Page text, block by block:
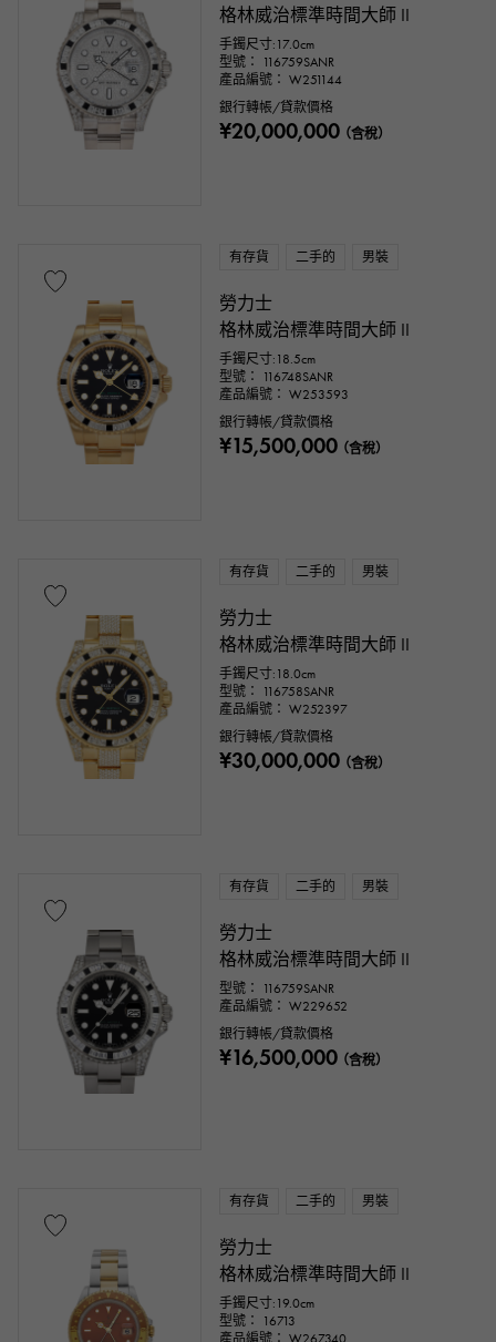
格林威治標準時間大師 II
手鐲尺寸:17.0cm
型號： 116759SANR
產品編號： W251144
銀行轉帳/貸款價格
¥20,000,000（含稅）
有存貨 二手的 男裝
勞力士
格林威治標準時間大師 II
手鐲尺寸:18.5cm
型號： 116748SANR
產品編號： W253593
銀行轉帳/貸款價格
¥15,500,000（含稅）
有存貨 二手的 男裝
勞力士
格林威治標準時間大師 II
手鐲尺寸:18.0cm
型號： 116758SANR
產品編號： W252397
銀行轉帳/貸款價格
¥30,000,000（含稅）
有存貨 二手的 男裝
勞力士
格林威治標準時間大師 II
型號： 116759SANR
產品編號： W229652
銀行轉帳/貸款價格
¥16,500,000（含稅）
有存貨 二手的 男裝
勞力士
格林威治標準時間大師 II
手鐲尺寸:19.0cm
型號： 16713
產品編號： W267340